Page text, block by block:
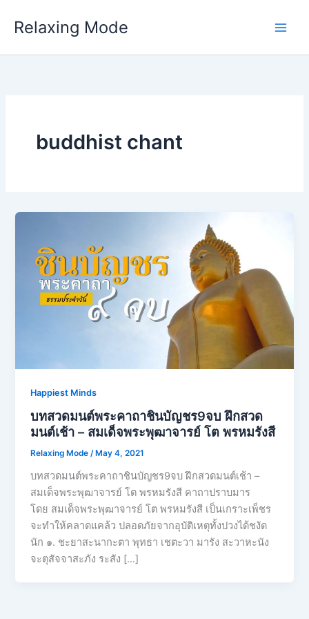
Relaxing Mode
buddhist chant
Happiest Minds
บทสวดมนต์พระคาถาชินบัญชร9จบ ฝึกสวด
มนต์เช้า – สมเด็จพระพุฒาจารย์ โต พรหมรังสี
Relaxing Mode/ May 4, 2021
บทสวดมนต์พระคาถาชินบัญชร9จบ ฝึกสวดมนต์เช้า –
สมเด็จพระพุฒาจารย์ โต พรหมรังสี คาถาปราบมาร
โดย สมเด็จพระพุฒาจารย์ โต พรหมรังสี เป็นเกราะเพ็ชร
จะทำให้คลาดแคล้ว ปลอดภัยจากอุบัติเหตุทั้งปวงได้ชงัด
นัก ๑. ชะยาสะนากะตา พุทธา เชตะวา มารัง สะวาหะนัง
จะตุสัจจาสะภัง ระสัง […]